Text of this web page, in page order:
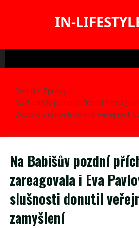
IN-
Domů
Zprávy
Na Babišův pozdní příchod
Dopis o slušnosti donutil veřejnost k
Na Babišův pozdní
zareagovala i Eva
slušnosti donutil
zamyšlení